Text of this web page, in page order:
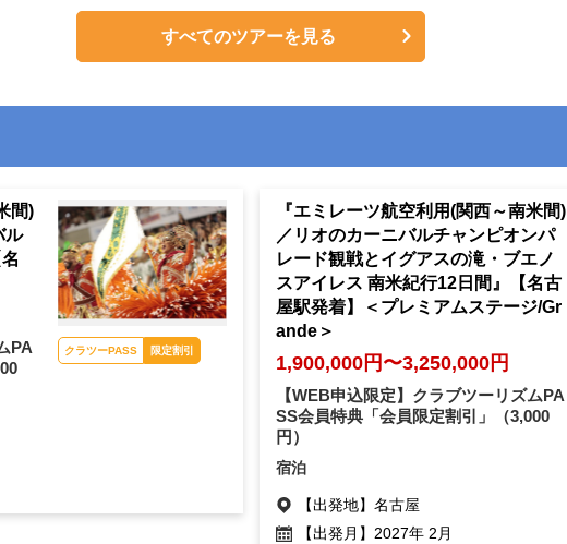
すべてのツアーを見る
リオのカーニバル（イメ
ージ）
間)
ル
『エミレーツ航空利用(関西～南米間)
／リオのカーニバルチャンピオンパ
レード観戦とイグアスの滝・ブエノ
スアイレス 南米紀行12日間』【名古
屋駅発着】＜プレミアムステージ/Gr
ande＞
1,900,000円〜3,250,000円
【WEB申込限定】クラブツーリズムPA
SS会員特典「会員限定割引」
（3,000
円）
宿泊
【出発地】 名古屋
【出発月】 2027年 2月